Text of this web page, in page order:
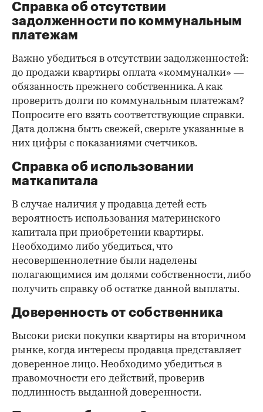
Справка об отсутствии
задолженности по коммунальным
платежам
Важно убедиться в отсутствии задолженностей:
до продажи квартиры оплата «коммуналки» —
обязанность прежнего собственника. А как
проверить долги по коммунальным платежам?
Попросите его взять соответствующие справки.
Дата должна быть свежей, сверьте указанные в
них цифры с показаниями счетчиков.
Справка об использовании
маткапитала
В случае наличия у продавца детей есть
вероятность использования материнского
капитала при приобретении квартиры.
Необходимо либо убедиться, что
несовершеннолетние были наделены
полагающимися им долями собственности, либо
получить справку об остатке данной выплаты.
Доверенность от собственника
Высоки риски покупки квартиры на вторичном
рынке, когда интересы продавца представляет
доверенное лицо. Необходимо убедиться в
правомочности его действий, проверив
подлинность выданной доверенности.